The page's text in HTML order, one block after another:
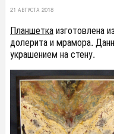
21 АВГУСТА 2018
Планшеткаизготовлена
долерита и мрамора.
украшением на стену.